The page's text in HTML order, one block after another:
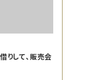
りして、販売会